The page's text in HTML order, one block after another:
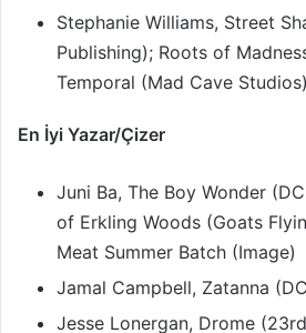
Stephanie Williams, Street
Publishing); Roots of
Temporal (Mad Cave Studios)
En İyi Yazar/Çizer
Juni Ba, The Boy Wonder
of Erkling Woods (Goats
Meat Summer Batch (Image)
Jamal Campbell, Zatanna
Jesse Lonergan, Drome